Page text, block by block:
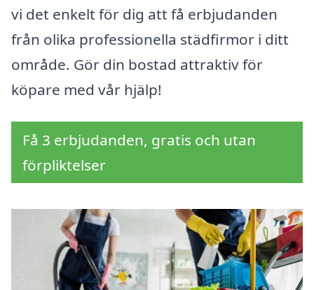
vi det enkelt för dig att få erbjudanden
från olika professionella städfirmor i ditt
område. Gör din bostad attraktiv för
köpare med vår hjälp!
Få 3 erbjudanden, gratis och utan
förpliktelser